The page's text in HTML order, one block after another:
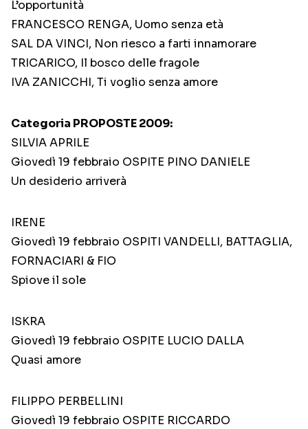
L’opportunità
FRANCESCO RENGA, Uomo senza età
SAL DA VINCI, Non riesco a farti innamorare
TRICARICO, Il bosco delle fragole
IVA ZANICCHI, Ti voglio senza amore
Categoria PROPOSTE 2009:
SILVIA APRILE
Giovedì 19 febbraio OSPITE PINO DANIELE
Un desiderio arriverà
IRENE
Giovedì 19 febbraio OSPITI VANDELLI, BATTAGLIA,
FORNACIARI & FIO
Spiove il sole
ISKRA
Giovedì 19 febbraio OSPITE LUCIO DALLA
Quasi amore
FILIPPO PERBELLINI
Giovedì 19 febbraio OSPITE RICCARDO